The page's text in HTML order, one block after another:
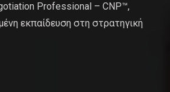
Professional – CNP™,
εκπαίδευση στη στρατηγική